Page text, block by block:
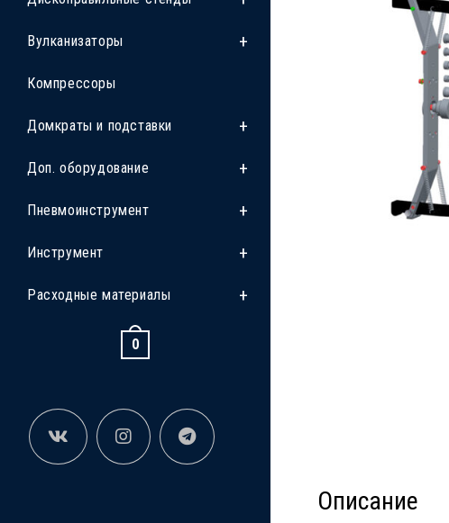
Вулканизаторы
Компрессоры
Домкраты и подставки
Доп. оборудование
Пневмоинструмент
Инструмент
Расходные материалы
0
Описание